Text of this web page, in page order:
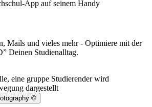
Mails und vieles mehr - Optimiere mit der
Deinen Studienalltag.
©